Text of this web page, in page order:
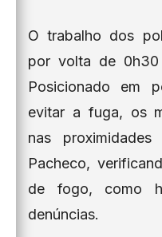
O trabalho dos
por volta de 0h30
Posicionado em
evitar a fuga, os
nas
Pacheco,
de fogo, como
denúncias.